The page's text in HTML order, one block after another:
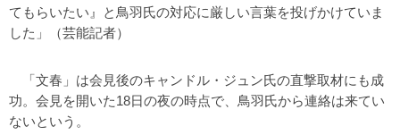
てもらいたい』と鳥羽氏の対応に厳しい言葉を投げかけていま
した」（芸能記者）
「文春」は会見後のキャンドル・ジュン氏の直撃取材にも成
功。会見を開いた18日の夜の時点で、鳥羽氏から連絡は来てい
ないという。